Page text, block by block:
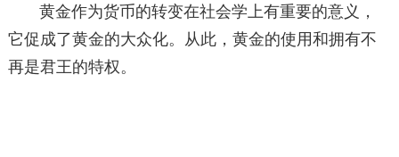
黄金作为货币的转变在社会学上有重要的意义，
它促成了黄金的大众化。从此，黄金的使用和拥有不
再是君王的特权。